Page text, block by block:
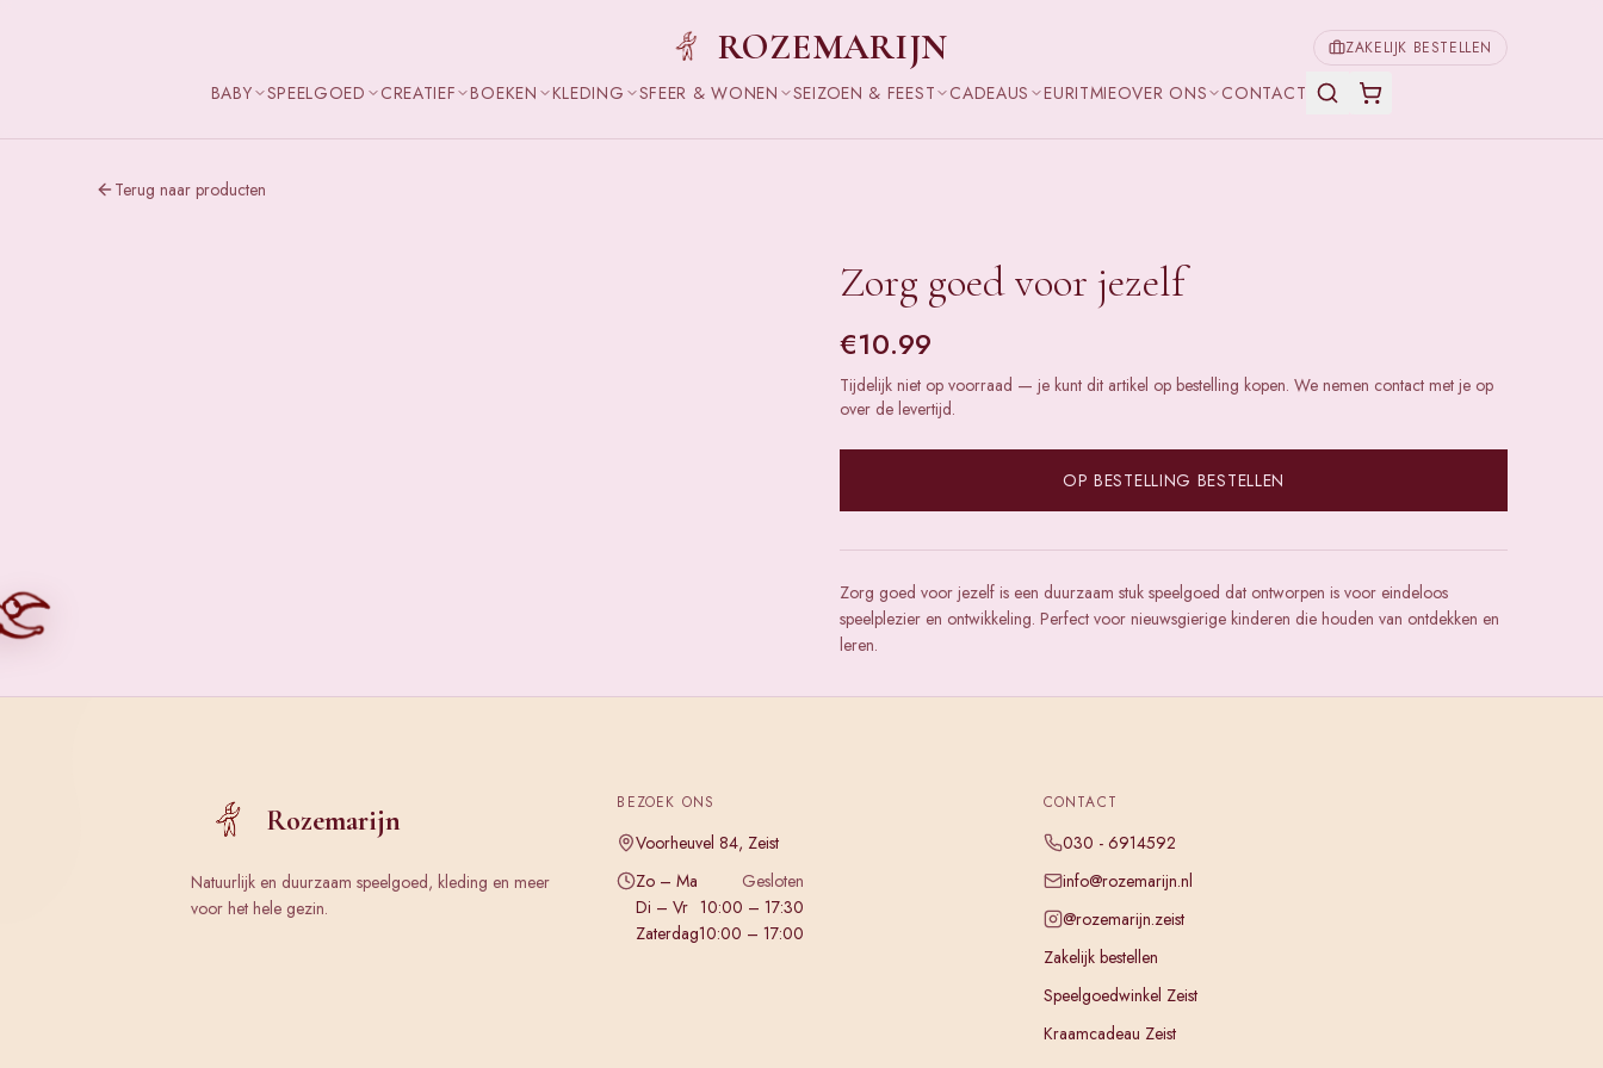
ROZEMARIJN ZAKELIJK BESTELLEN
BABY SPEELGOED CREATIEF BOEKEN KLEDING SFEER & WONEN SEIZOEN & FEEST CADEAUS EURITMIEOVER ONS CONTACT
Terug naar producten
Zorg goed voor jezelf
€10.99
Tijdelijk niet op voorraad — je kunt dit artikel op bestelling kopen. We nemen contact met je op
over de levertijd.
OP BESTELLING BESTELLEN
Zorg goed voor jezelf is een duurzaam stuk speelgoed dat ontworpen is voor eindeloos
speelplezier en ontwikkeling. Perfect voor nieuwsgierige kinderen die houden van ontdekken en
leren.
Rozemarijn
Natuurlijk en duurzaam speelgoed, kleding en meer
voor het hele gezin.
BEZOEK ONS
Voorheuvel 84, Zeist
Zo – Ma
Gesloten
Di – Vr 10:00 – 17:30
Zaterdag10:00 – 17:00
CONTACT
030 - 6914592
info@rozemarijn.nl
@rozemarijn.zeist
Zakelijk bestellen
Speelgoedwinkel Zeist
Kraamcadeau Zeist